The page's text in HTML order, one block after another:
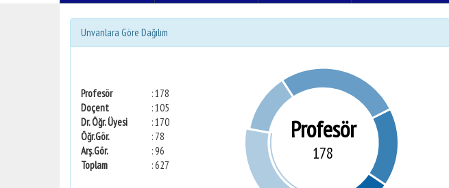
Unvanlara Göre Dağılım
Profesör
: 178
Doçent
: 105
Dr. Öğr. Üyesi
: 170
Öğr.Gör.
: 78
Arş.Gör.
: 96
Toplam
: 627
Profesör
178